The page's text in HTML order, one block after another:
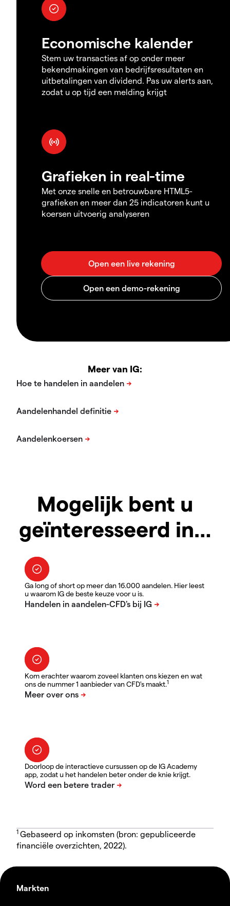
Economische kalender
Stem uw transacties af op onder meer
bekendmakingen van bedrijfsresultaten en
uitbetalingen van dividend. Pas uw alerts aan,
zodat u op tijd een melding krijgt
Grafieken in real-time
Met onze snelle en betrouwbare HTML5-
grafieken en meer dan 25 indicatoren kunt u
koersen uitvoerig analyseren
Meer van IG:
Mogelijk bent u
geïnteresseerd in…
Ga long of short op meer dan 16.000 aandelen. Hier leest
u waarom IG de beste keuze voor u is.
Kom erachter waarom zoveel klanten ons kiezen en wat
ons de nummer 1 aanbieder van CFD's maakt.1
Doorloop de interactieve cursussen op de IG Academy
app, zodat u het handelen beter onder de knie krijgt.
1 Gebaseerd op inkomsten (bron: gepubliceerde
financiële overzichten, 2022).
Markten